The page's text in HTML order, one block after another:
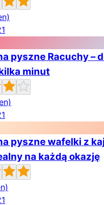
pyszne Racuchy –
minut
pyszne wafelki z
na każdą okazję